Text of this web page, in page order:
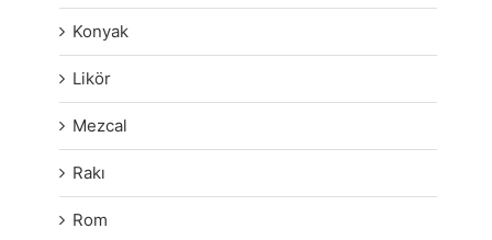
Konyak
Likör
Mezcal
Rakı
Rom